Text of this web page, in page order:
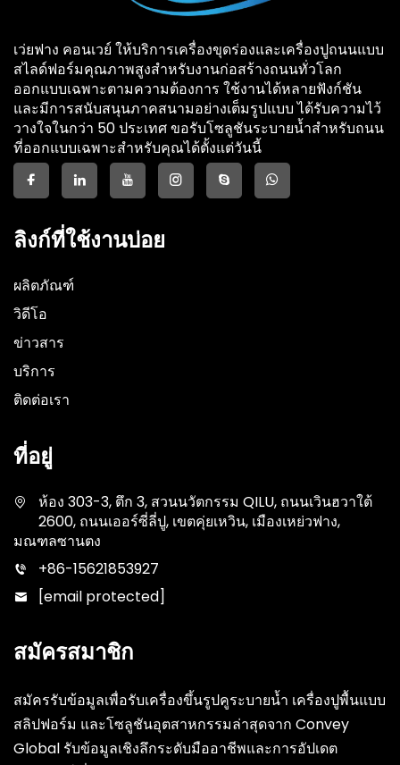
เว่ยฟาง คอนเวย์ ให้บริการเครื่องขุดร่องและเครื่องปูถนนแบบ
สไลด์ฟอร์มคุณภาพสูงสำหรับงานก่อสร้างถนนทั่วโลก
ออกแบบเฉพาะตามความต้องการ ใช้งานได้หลายฟังก์ชัน
และมีการสนับสนุนภาคสนามอย่างเต็มรูปแบบ ได้รับความไว้
วางใจในกว่า 50 ประเทศ ขอรับโซลูชันระบายน้ำสำหรับถนน
ที่ออกแบบเฉพาะสำหรับคุณได้ตั้งแต่วันนี้
ลิงก์ที่ใช้งานบ่อย
ผลิตภัณฑ์
วิดีโอ
ข่าวสาร
บริการ
ติดต่อเรา
ที่อยู่
ห้อง 303-3, ตึก 3, สวนนวัตกรรม QILU, ถนนเวินฮวาใต้
2600, ถนนเออร์ซี่ลี่ปู, เขตคุ่ยเหวิน, เมืองเหย่วฟาง,
มณฑลซานตง
+86-15621853927
[email protected]
สมัครสมาชิก
สมัครรับข้อมูลเพื่อรับเครื่องขึ้นรูปคูระบายน้ำ เครื่องปูพื้นแบบ
สลิปฟอร์ม และโซลูชันอุตสาหกรรมล่าสุดจาก Convey
Global รับข้อมูลเชิงลึกระดับมืออาชีพและการอัปเดต